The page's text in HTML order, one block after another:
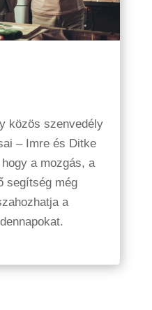
közös szenvedély
– Imre és Ditke
a mozgás, a
segítség még
a